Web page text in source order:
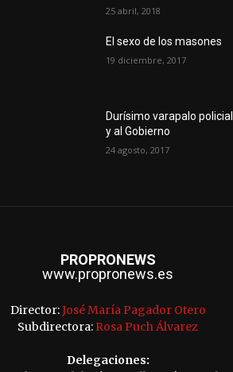
25 abril, 2018
El sexo de los masones
19 diciembre, 2017
Durísimo varapalo
y al Gobierno
24 agosto, 2017
PROPRONEWS
www.propronews.es
Director:José María Pagador Otero
Subdirectora: Rosa Puch Álvarez
Delegaciones: